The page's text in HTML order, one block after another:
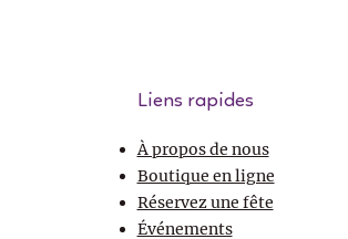
Liens rapides
À propos de nous
Boutique en ligne
Réservez une fête
Événements